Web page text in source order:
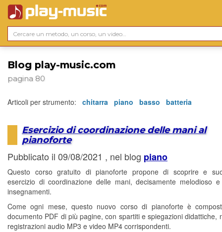
Blog play-music.com
pagina 80
Articoli per strumento: chitarra piano basso batteria
Esercizio di coordinazione delle mani al
pianoforte
Pubblicato il 09/08/2021 , nel blog piano
Questo corso gratuito di pianoforte propone di scoprire e
esercizio di coordinazione delle mani, decisamente melodioso
insegnamenti.
Come ogni mese, questo nuovo corso di pianoforte è
documento PDF di più pagine, con spartiti e spiegazioni didattiche,
registrazioni audio MP3 e video MP4 corrispondenti.